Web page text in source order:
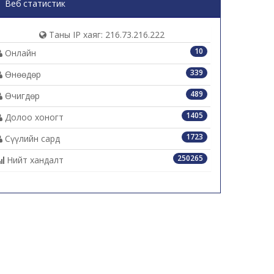
Веб статистик
Таны IP хаяг: 216.73.216.222
10
Онлайн
339
Өнөөдөр
489
Өчигдөр
1405
Долоо хоногт
1723
Сүүлийн сард
250265
Нийт хандалт